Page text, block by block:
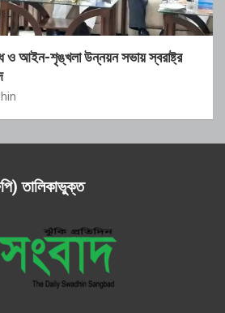
ও আইন-শৃঙ্খলা উন্নয়ন সভায় স্বরাষ্ট্র
তালিকাভুক্ত